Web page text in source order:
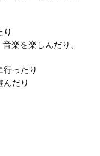
り
楽を楽しんだり、
行ったり
んだり